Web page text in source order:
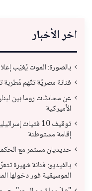
اخر الأخبار
بالصورة: الموت يُغيّب
فنانة مصريّة تتّهم
عن محادثات روما بين
الأميركية
توقيف 10 فتيات
إقامة مستوطنة
حديديان مستمر مع الحكمة حتى 2028.. وباب
بالفيديو: فنانة شهيرة
الموسيقية فور دخولها